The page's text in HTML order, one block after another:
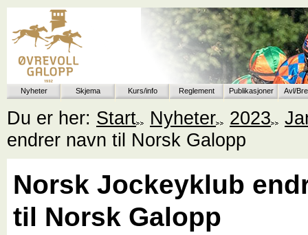
Nyheter Skjema Kurs/info Reglement Publikasjoner Avl/
Du er her: Start Nyheter 2023
endrer navn til Norsk Galopp
Norsk Jockeyklub
til Norsk Galopp